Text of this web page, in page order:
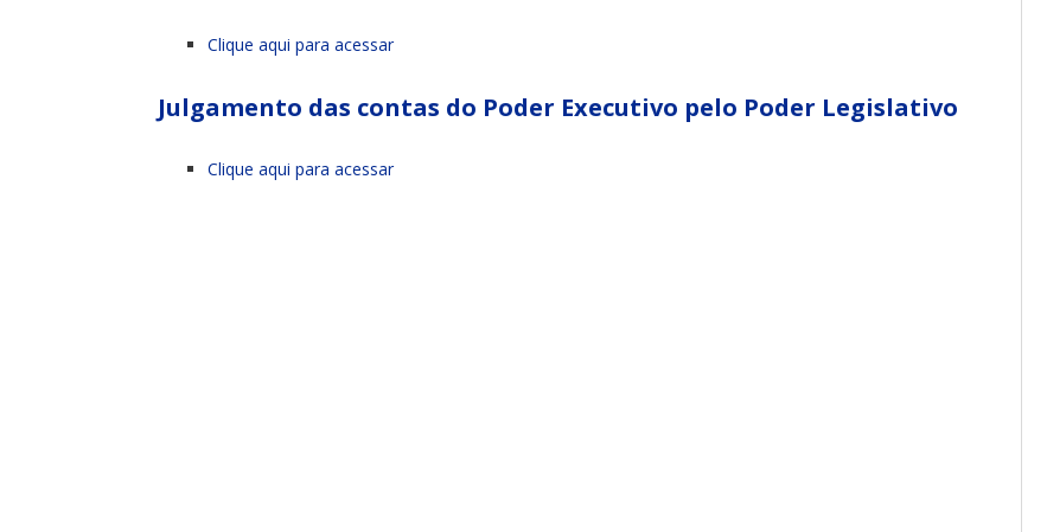
Clique aqui para acessar
Julgamento das contas do Poder Executivo pelo Poder Legislativo
Clique aqui para acessar